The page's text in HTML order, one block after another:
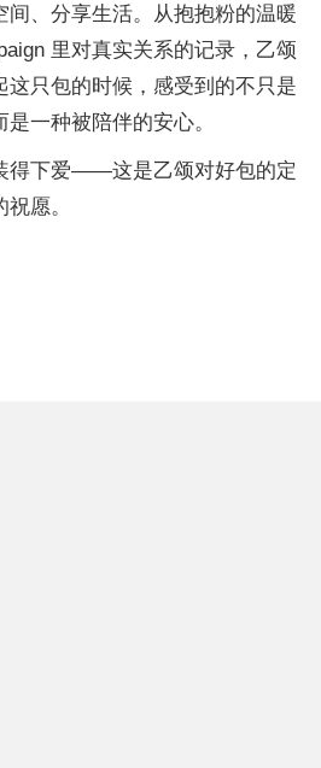
间、分享生活。从抱抱粉的温暖
里对真实关系的记录，乙颂
这只包的时候，感受到的不只是
一种被陪伴的安心。
得下爱——这是乙颂对好包的定
愿。